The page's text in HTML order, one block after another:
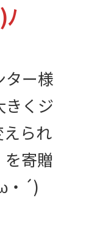
ﾉ
ター様
きくジ
えられ
寄贈
・´)